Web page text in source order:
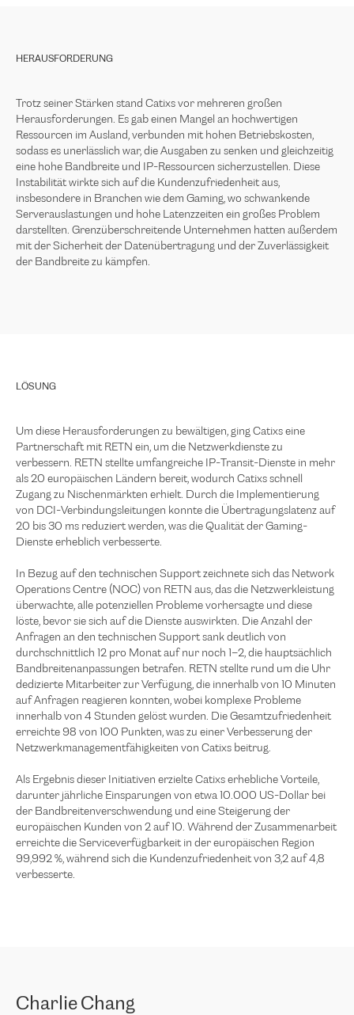
HERAUSFORDERUNG
Trotz seiner Stärken stand Catixs vor mehreren großen
Herausforderungen. Es gab einen Mangel an hochwertigen
Ressourcen im Ausland, verbunden mit hohen Betriebskosten,
sodass es unerlässlich war, die Ausgaben zu senken und gleichzeitig
eine hohe Bandbreite und IP-Ressourcen sicherzustellen. Diese
Instabilität wirkte sich auf die Kundenzufriedenheit aus,
insbesondere in Branchen wie dem Gaming, wo schwankende
Serverauslastungen und hohe Latenzzeiten ein großes Problem
darstellten. Grenzüberschreitende Unternehmen hatten außerdem
mit der Sicherheit der Datenübertragung und der Zuverlässigkeit
der Bandbreite zu kämpfen.
LÖSUNG
Um diese Herausforderungen zu bewältigen, ging Catixs eine
Partnerschaft mit RETN ein, um die Netzwerkdienste zu
verbessern. RETN stellte umfangreiche IP-Transit-Dienste in mehr
als 20 europäischen Ländern bereit, wodurch Catixs schnell
Zugang zu Nischenmärkten erhielt. Durch die Implementierung
von DCI-Verbindungsleitungen konnte die Übertragungslatenz auf
20 bis 30 ms reduziert werden, was die Qualität der Gaming-
Dienste erheblich verbesserte.
In Bezug auf den technischen Support zeichnete sich das Network
Operations Centre (NOC) von RETN aus, das die Netzwerkleistung
überwachte, alle potenziellen Probleme vorhersagte und diese
löste, bevor sie sich auf die Dienste auswirkten. Die Anzahl der
Anfragen an den technischen Support sank deutlich von
durchschnittlich 12 pro Monat auf nur noch 1–2, die hauptsächlich
Bandbreitenanpassungen betrafen. RETN stellte rund um die Uhr
dedizierte Mitarbeiter zur Verfügung, die innerhalb von 10 Minuten
auf Anfragen reagieren konnten, wobei komplexe Probleme
innerhalb von 4 Stunden gelöst wurden. Die Gesamtzufriedenheit
erreichte 98 von 100 Punkten, was zu einer Verbesserung der
Netzwerkmanagementfähigkeiten von Catixs beitrug.
Als Ergebnis dieser Initiativen erzielte Catixs erhebliche Vorteile,
darunter jährliche Einsparungen von etwa 10.000 US-Dollar bei
der Bandbreitenverschwendung und eine Steigerung der
europäischen Kunden von 2 auf 10. Während der Zusammenarbeit
erreichte die Serviceverfügbarkeit in der europäischen Region
99,992 %, während sich die Kundenzufriedenheit von 3,2 auf 4,8
verbesserte.
Charlie Chang